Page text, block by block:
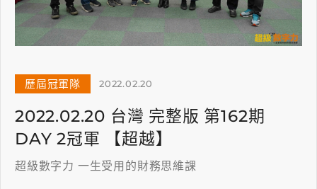
歷屆冠軍隊 2022.02.20
2022.02.20 台灣 完整版 第162期
DAY 2冠軍 【超越】
超級數字力 一生受用的財務思維課